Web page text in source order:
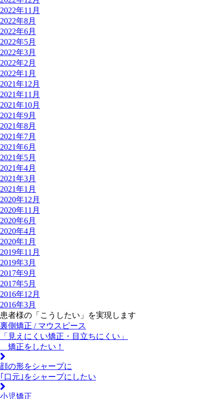
2022年11月
2022年8月
2022年6月
2022年5月
2022年3月
2022年2月
2022年1月
2021年12月
2021年11月
2021年10月
2021年9月
2021年8月
2021年7月
2021年6月
2021年5月
2021年4月
2021年3月
2021年1月
2020年12月
2020年11月
2020年6月
2020年4月
2020年1月
2019年11月
2019年3月
2017年9月
2017年5月
2016年12月
2016年3月
患者様の 「こうしたい」
を実現します
裏側矯正 / マウスピース
「 見えにくい矯正・目立ちにくい 」
矯正をしたい！
顔の形をシャープに
｢ 口元 ｣をシャープにしたい
小児矯正